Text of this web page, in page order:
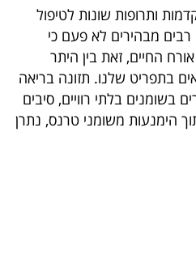
ותרופות שונות לטיפול
רבים מבהירים לא פעם כי
החיים, זאת בין היתר
בתפריט שלנו. תזונה בריאה
בשומנים בלתי רוויים, סיבים
הימנעות משומני טרנס, נתרן